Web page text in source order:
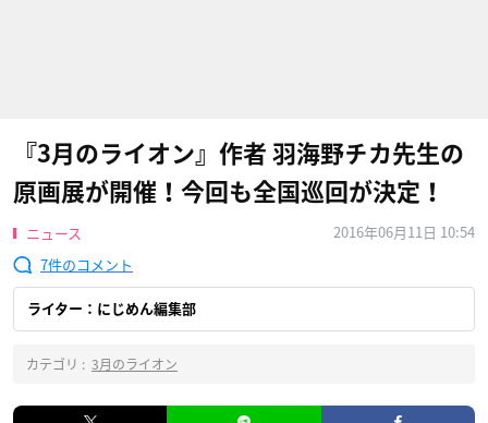
『3月のライオン』作者 羽海野チカ先生の
原画展が開催！今回も全国巡回が決定！
ニュース
2016年06月11日 10:54
7
ライター：にじめん編集部
カテゴリ : 3月のライオン